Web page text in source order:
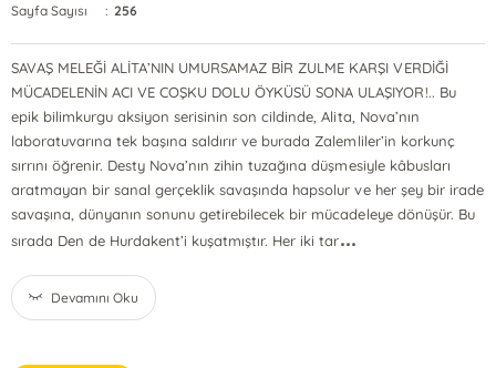
Sayfa Sayısı
: 256
SAVAŞ MELEĞİ ALİTA’NIN UMURSAMAZ BİR ZULME KARŞI VERDİĞİ
MÜCADELENİN ACI VE COŞKU DOLU ÖYKÜSÜ SONA ULAŞIYOR!.. Bu
epik bilimkurgu aksiyon serisinin son cildinde, Alita, Nova’nın
laboratuvarına tek başına saldırır ve burada Zalemliler’in korkunç
sırrını öğrenir. Desty Nova’nın zihin tuzağına düşmesiyle kâbusları
aratmayan bir sanal gerçeklik savaşında hapsolur ve her şey bir irade
savaşına, dünyanın sonunu getirebilecek bir mücadeleye dönüşür. Bu
sırada Den de Hurdakent’i kuşatmıştır. Her iki tar...
Devamını Oku